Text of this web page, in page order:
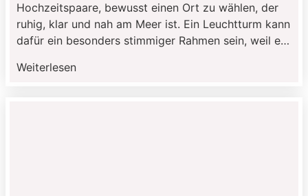
Hochzeitspaare, bewusst einen Ort zu wählen, der
ruhig, klar und nah am Meer ist. Ein Leuchtturm kann
dafür ein besonders stimmiger Rahmen sein, weil er
Verbindung zur Küste hat. Gerade für eine kleinere
Weiterlesen